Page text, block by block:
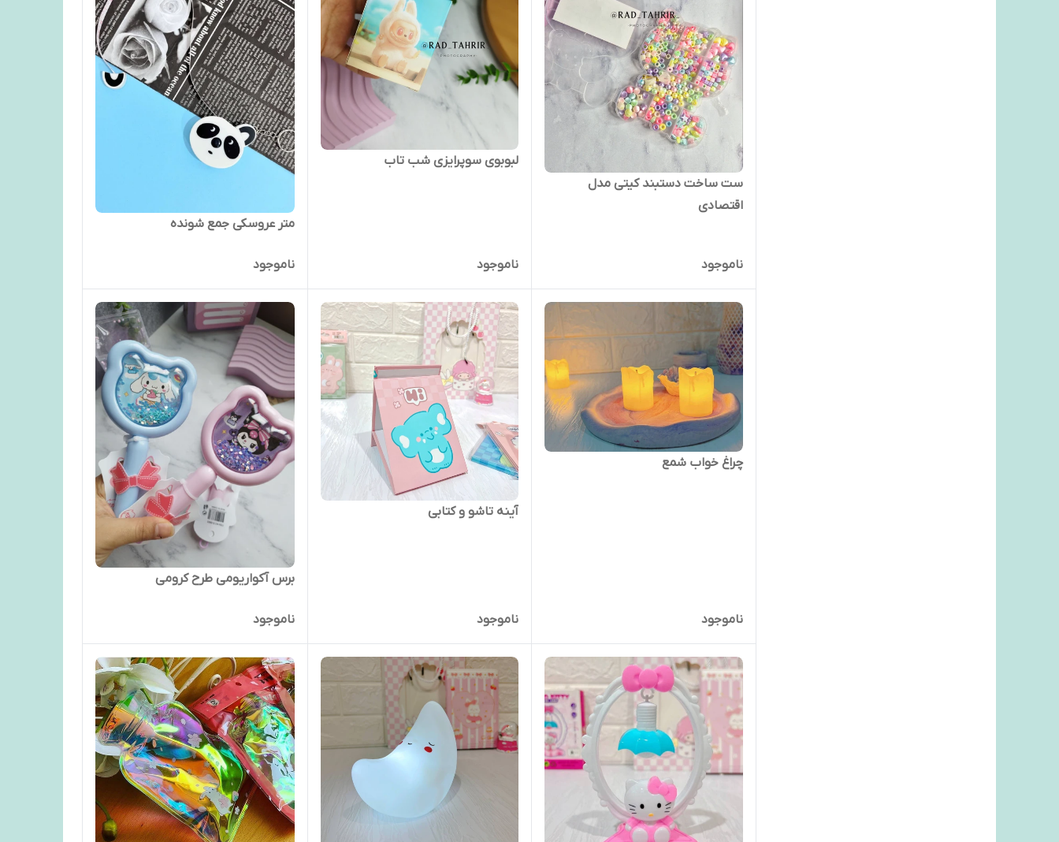
ست ساخت دستبند کیتی مدل
اقتصادی
ناموجود
لبوبوی سوپرایزی شب تاب
ناموجود
متر عروسکی جمع شونده
ناموجود
چراغ خواب شمع
ناموجود
آینه تاشو و کتابی
ناموجود
برس آکواریومی طرح کرومی
ناموجود